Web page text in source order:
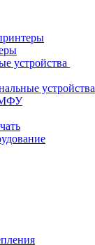
устройства
устройства